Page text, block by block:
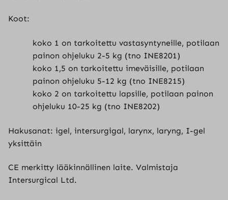
Koot:
koko 1 on tarkoitettu vastasyntyneille, potilaan
painon ohjeluku 2-5 kg (tno INE8201)
koko 1,5 on tarkoitettu imeväisille, potilaan
painon ohjeluku 5-12 kg (tno INE8215)
koko 2 on tarkoitettu lapsille, potilaan painon
ohjeluku 10-25 kg (tno INE8202)
Hakusanat: igel, intersurgigal, larynx, laryng, I-gel
yksittäin
CE merkitty lääkinnällinen laite. Valmistaja
Intersurgical Ltd.